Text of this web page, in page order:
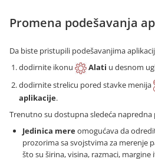
Promena podešavanja
Da biste pristupili podešavanjima
dodirnite ikonu
Alati u desnom
dodirnite strelicu pored stavke menija
aplikacije.
Trenutno su dostupna sledeća napredna
Jedinica mereomogućava da
prozorima sa svojstvima za merenje
što su širina, visina, razmaci,